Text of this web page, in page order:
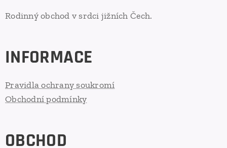
Rodinný obchod v srdci jižních Čech.
INFORMACE
Pravidla ochrany soukromí
Obchodní podmínky
OBCHOD